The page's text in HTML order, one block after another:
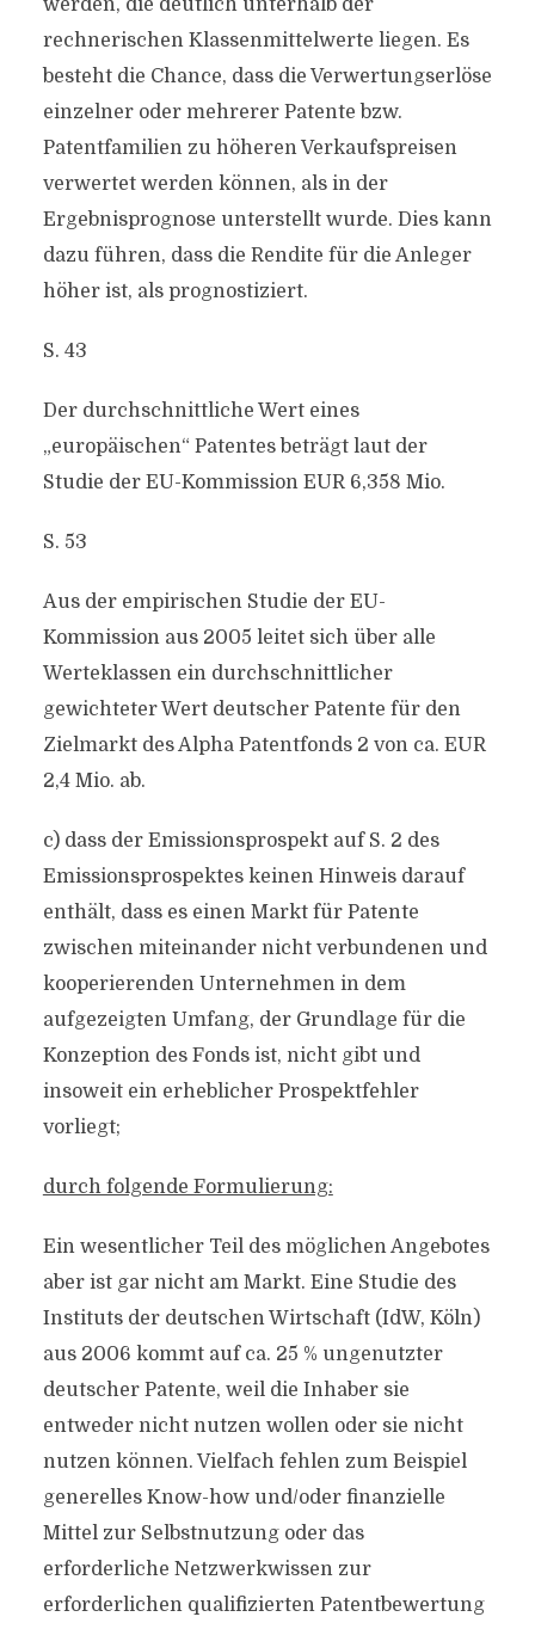
werden, die deutlich unterhalb der
rechnerischen Klassenmittelwerte liegen. Es
besteht die Chance, dass die Verwertungserlöse
einzelner oder mehrerer Patente bzw.
Patentfamilien zu höheren Verkaufspreisen
verwertet werden können, als in der
Ergebnisprognose unterstellt wurde. Dies kann
dazu führen, dass die Rendite für die Anleger
höher ist, als prognostiziert.
S. 43
Der durchschnittliche Wert eines
„europäischen“ Patentes beträgt laut der
Studie der EU-Kommission EUR 6,358 Mio.
S. 53
Aus der empirischen Studie der EU-
Kommission aus 2005 leitet sich über alle
Werteklassen ein durchschnittlicher
gewichteter Wert deutscher Patente für den
Zielmarkt des Alpha Patentfonds 2 von ca. EUR
2,4 Mio. ab.
c) dass der Emissionsprospekt auf S. 2 des
Emissionsprospektes keinen Hinweis darauf
enthält, dass es einen Markt für Patente
zwischen miteinander nicht verbundenen und
kooperierenden Unternehmen in dem
aufgezeigten Umfang, der Grundlage für die
Konzeption des Fonds ist, nicht gibt und
insoweit ein erheblicher Prospektfehler
vorliegt;
durch folgende Formulierung:
Ein wesentlicher Teil des möglichen Angebotes
aber ist gar nicht am Markt. Eine Studie des
Instituts der deutschen Wirtschaft (IdW, Köln)
aus 2006 kommt auf ca. 25 % ungenutzter
deutscher Patente, weil die Inhaber sie
entweder nicht nutzen wollen oder sie nicht
nutzen können. Vielfach fehlen zum Beispiel
generelles Know-how und/oder finanzielle
Mittel zur Selbstnutzung oder das
erforderliche Netzwerkwissen zur
erforderlichen qualifizierten Patentbewertung